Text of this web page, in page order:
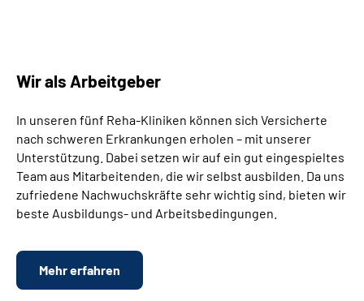
Wir als Arbeitgeber
In unseren fünf Reha-Kliniken können sich Versicherte
nach schweren Erkrankungen erholen – mit unserer
Unterstützung. Dabei setzen wir auf ein gut eingespieltes
Team aus Mitarbeitenden, die wir selbst ausbilden. Da uns
zufriedene Nachwuchskräfte sehr wichtig sind, bieten wir
beste Ausbildungs- und Arbeitsbedingungen.
Mehr erfahren